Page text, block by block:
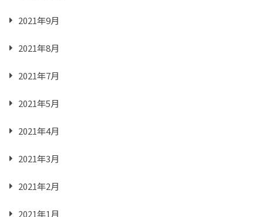
2021年9月
2021年8月
2021年7月
2021年5月
2021年4月
2021年3月
2021年2月
2021年1月